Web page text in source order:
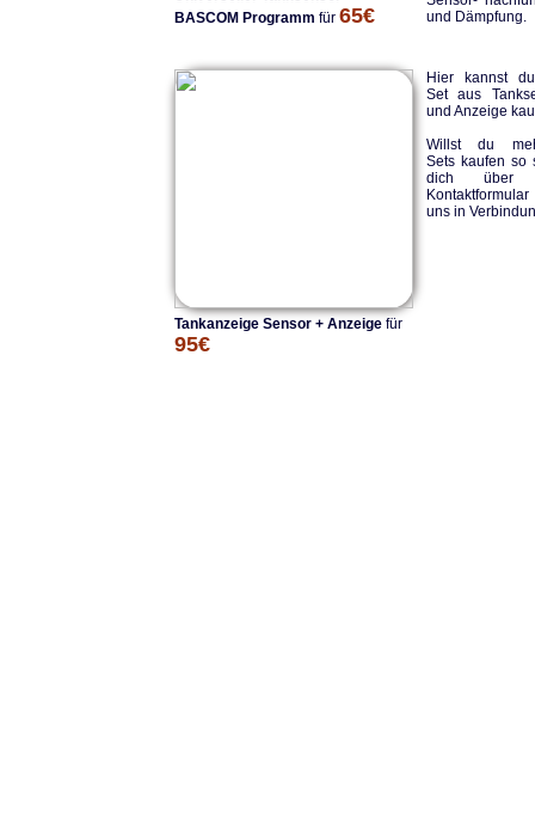
und Dämpfung.
BASCOM Programm für 65€
Hier kannst
Set aus
und Anzeige
Willst du
Sets kaufen so
dich über
uns in
Tankanzeige Sensor + Anzeige für
95€